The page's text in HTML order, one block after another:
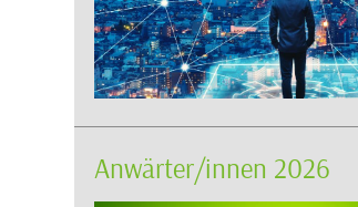
Anwärter/innen 2026